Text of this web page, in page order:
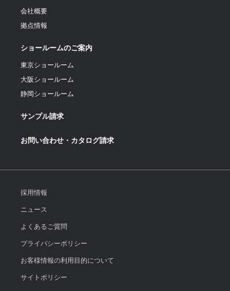
会社概要
拠点情報
ショールームのご案内
東京ショールーム
大阪ショールーム
静岡ショールーム
サンプル請求
お問い合わせ・カタログ請求
採用情報
ニュース
よくあるご質問
プライバシーポリシー
お客様情報の利用目的について
サイトポリシー